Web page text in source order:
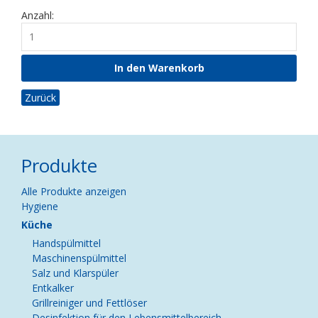
Anzahl:
Zurück
Produkte
Navigation
überspringen
Alle Produkte anzeigen
Hygiene
Küche
Handspülmittel
Maschinenspülmittel
Salz und Klarspüler
Entkalker
Grillreiniger und Fettlöser